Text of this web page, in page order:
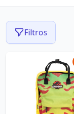
Filtros